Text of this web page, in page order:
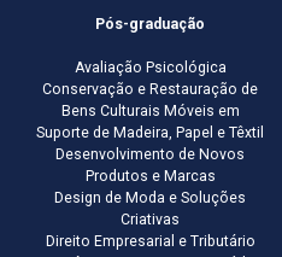
Pós-graduação
Avaliação Psicológica
Conservação e Restauração de
Bens Culturais Móveis em
Suporte de Madeira, Papel e Têxtil
Desenvolvimento de Novos
Produtos e Marcas
Design de Moda e Soluções
Criativas
Direito Empresarial e Tributário